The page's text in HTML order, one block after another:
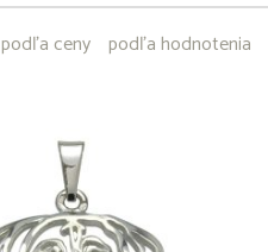
podľa ceny podľa hodnotenia